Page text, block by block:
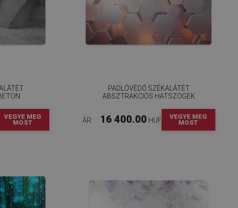
VEGYE MEG
MOST
PADLÓVÉDŐ SZÉKALÁTÉT
ABSZTRAKCIÓS HATSZÖGEK
ÁR: 16 400.00 HUF
VEGYE MEG
MOST